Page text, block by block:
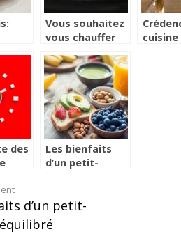
Vous souhaitez
vous chauffer
Jettez un coup
d’œil à ce
réchaud
innovant
cuisine
des
Les bienfaits
d’un petit-
d’un petit-